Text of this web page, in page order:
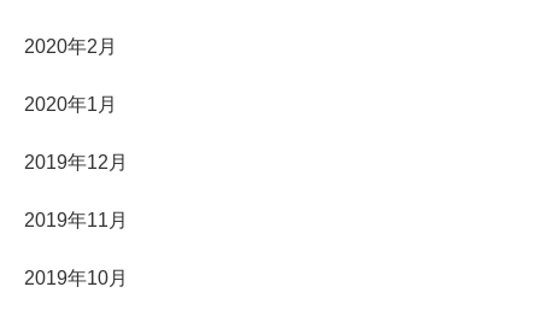
2020年2月
2020年1月
2019年12月
2019年11月
2019年10月